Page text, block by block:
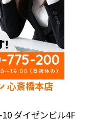
心斎橋本店
ダイゼンビル4F